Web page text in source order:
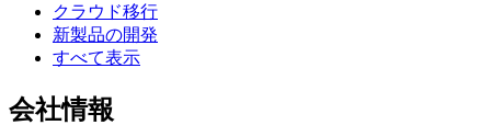
クラウド移行
新製品の開発
すべて表示
会社情報